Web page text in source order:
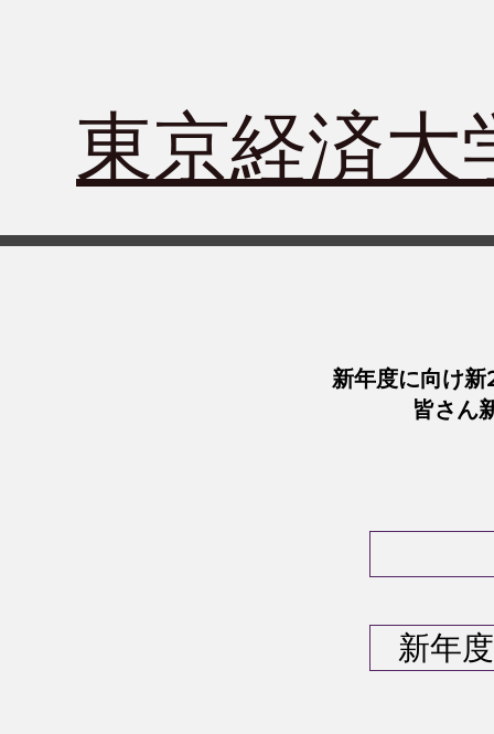
東京経済大
新年度に向け
皆さん
新年